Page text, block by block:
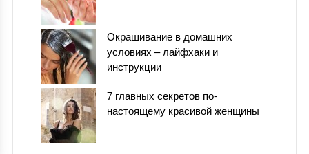
Окрашивание в домашних
условиях – лайфхаки и
инструкции
7 главных секретов по-
настоящему красивой женщины